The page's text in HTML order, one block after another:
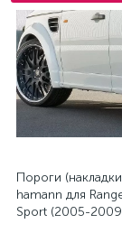
Пороги
hamann для
Sport (2005-